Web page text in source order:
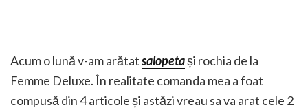
Acum o lună v-am arătatsalopetași rochia de la
Femme Deluxe. În realitate comanda mea a foat
compusă din 4 articole și astăzi vreau sa va arat cele 2